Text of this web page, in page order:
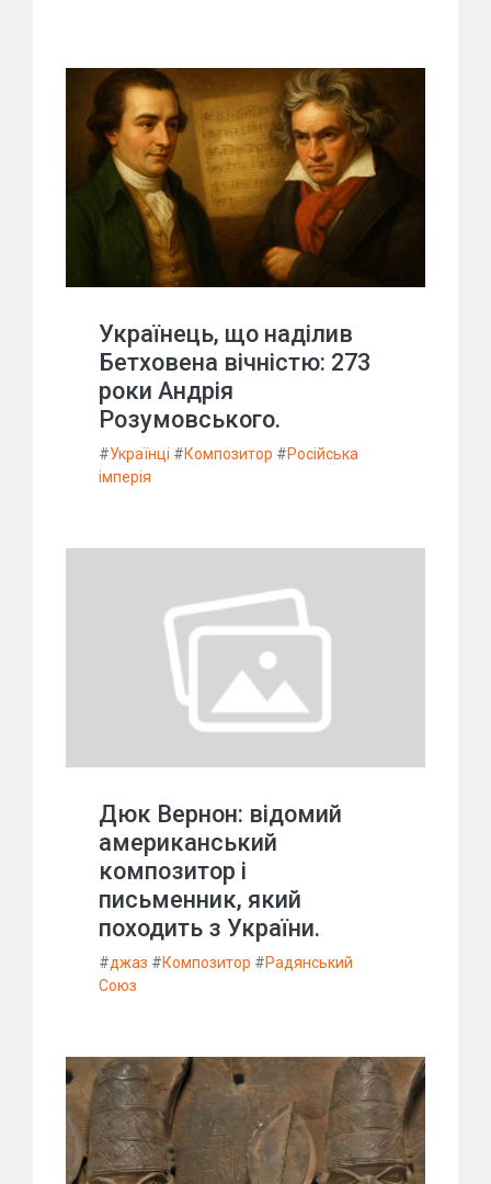
Українець, що наділив
Бетховена вічністю: 273
роки Андрія
Розумовського.
#Українці #Композитор #Російська
імперія
Дюк Вернон: відомий
американський
композитор і
письменник, який
походить з України.
#джаз #Композитор #Радянський
Союз